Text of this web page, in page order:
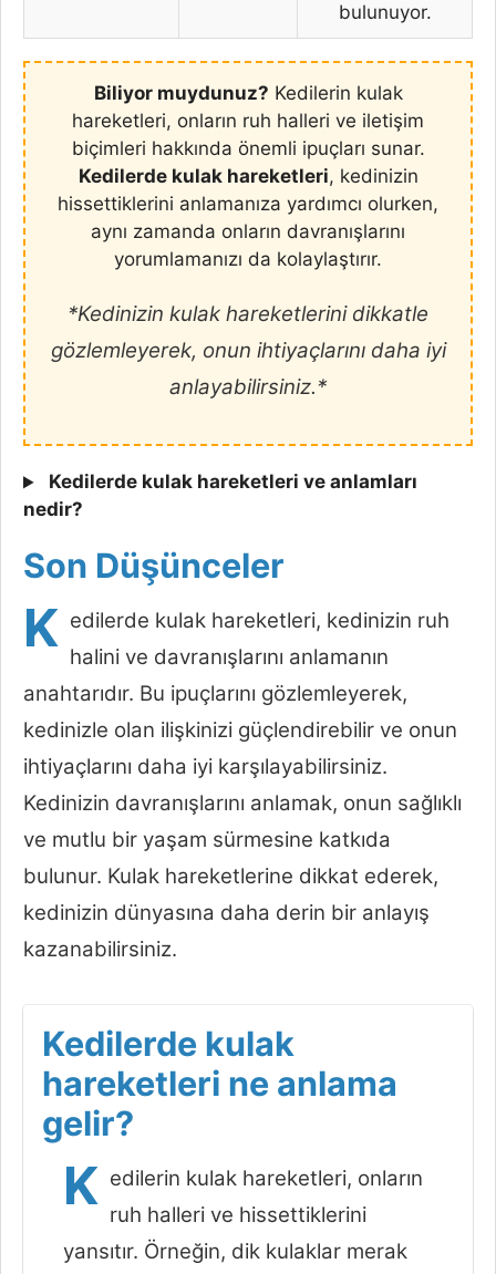
bulunuyor.
Biliyor muydunuz? Kedilerin kulak
hareketleri, onların ruh halleri ve iletişim
biçimleri hakkında önemli ipuçları sunar.
Kedilerde kulak hareketleri, kedinizin
hissettiklerini anlamanıza yardımcı olurken,
aynı zamanda onların davranışlarını
yorumlamanızı da kolaylaştırır.
*Kedinizin kulak hareketlerini dikkatle
gözlemleyerek, onun ihtiyaçlarını daha iyi
anlayabilirsiniz.*
Kedilerde kulak hareketleri ve anlamları
nedir?
Son Düşünceler
K edilerde kulak hareketleri, kedinizin ruh
halini ve davranışlarını anlamanın
anahtarıdır. Bu ipuçlarını gözlemleyerek,
kedinizle olan ilişkinizi güçlendirebilir ve onun
ihtiyaçlarını daha iyi karşılayabilirsiniz.
Kedinizin davranışlarını anlamak, onun sağlıklı
ve mutlu bir yaşam sürmesine katkıda
bulunur. Kulak hareketlerine dikkat ederek,
kedinizin dünyasına daha derin bir anlayış
kazanabilirsiniz.
Kedilerde kulak
hareketleri ne anlama
gelir?
K edilerin kulak hareketleri, onların
ruh halleri ve hissettiklerini
yansıtır. Örneğin, dik kulaklar merak